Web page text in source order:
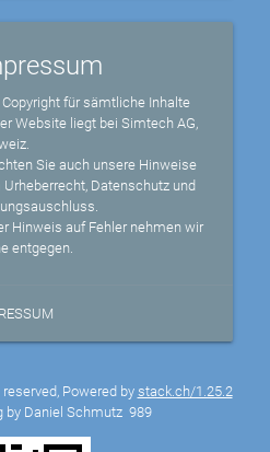
Copyright für sämtliche Inhalte
Website liegt bei Simtech AG,
Sie auch unsere Hinweise
Urheberrecht, Datenschutz und
Hinweis auf Fehler nehmen wir
entgegen.
Powered bystack.ch/1.25.2
by Daniel Schmutz 989